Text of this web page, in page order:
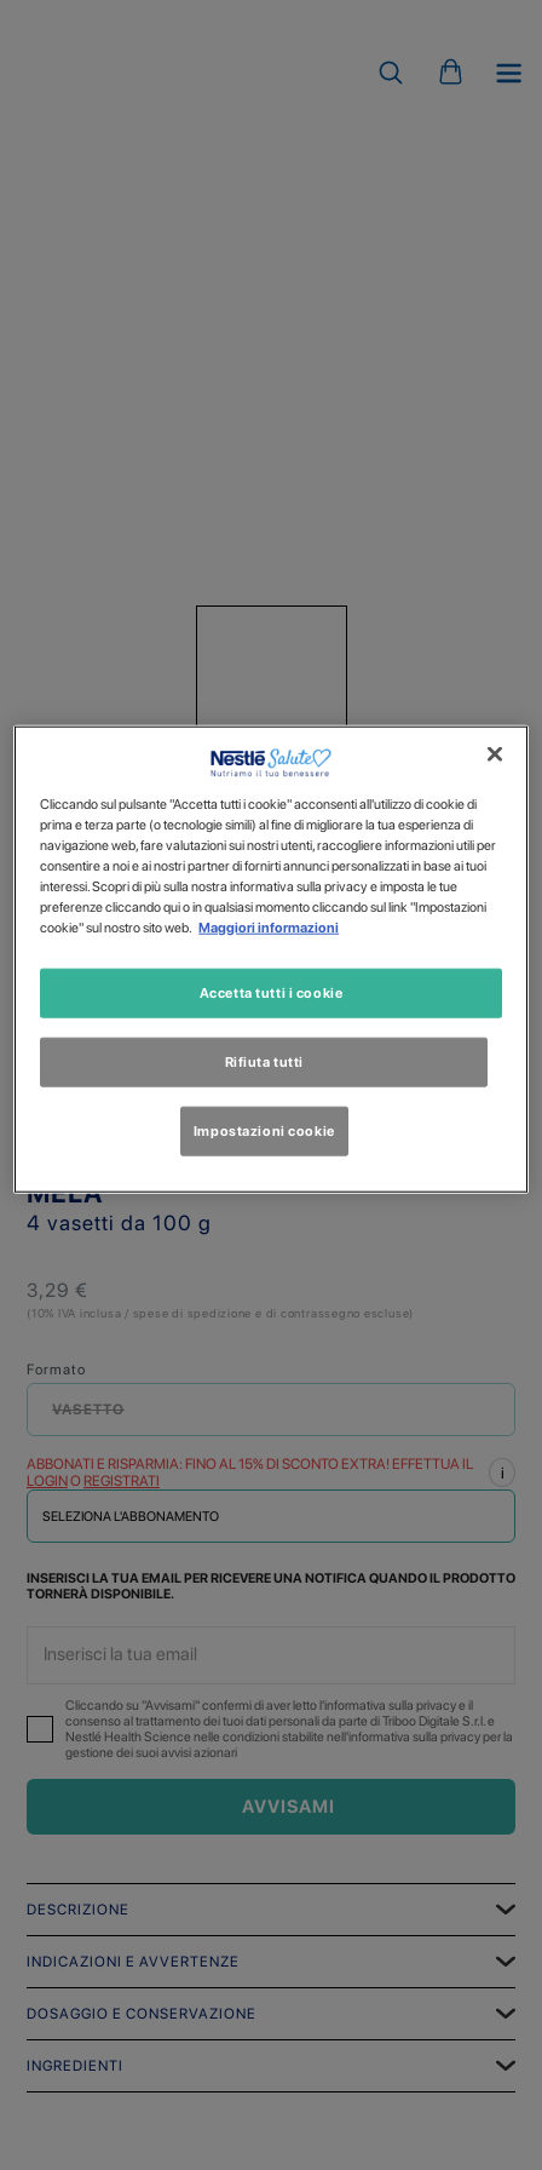
MERENDA YOGURT E FRUTTA
MELA
4 vasetti da 100 g
3,29 €
(10% IVA inclusa / spese di spedizione e di contrassegno escluse)
Formato
VASETTO
ABBONATI E RISPARMIA: FINO AL 15% DI SCONTO EXTRA! EFFETTUA IL
LOGINO REGISTRATI i
SELEZIONA L'ABBONAMENTO
INSERISCI LA TUA EMAIL PER RICEVERE UNA NOTIFICA QUANDO IL PRODOTTO
TORNERÀ DISPONIBILE.
Cliccando su "Avvisami" confermi di aver letto l'informativa sulla privacy e il
consenso al trattamento dei tuoi dati personali da parte di Triboo Digitale S.r.l. e
Nestlé Health Science nelle condizioni stabilite nell'informativa sulla privacy per la
gestione dei suoi avvisi azionari
AVVISAMI
DESCRIZIONE
INDICAZIONI E AVVERTENZE
DOSAGGIO E CONSERVAZIONE
INGREDIENTI
Cliccando sul pulsante "Accetta tutti i cookie" acconsenti all'utilizzo di cookie di
prima e terza parte (o tecnologie simili) al fine di migliorare la tua esperienza di
navigazione web, fare valutazioni sui nostri utenti, raccogliere informazioni utili per
consentire a noi e ai nostri partner di fornirti annunci personalizzati in base ai tuoi
interessi. Scopri di più sulla nostra informativa sulla privacy e imposta le tue
preferenze cliccando qui o in qualsiasi momento cliccando sul link "Impostazioni
cookie" sul nostro sito web. Maggiori informazioni
Rifiuta tutti
Accetta tutti i cookie
Impostazioni cookie